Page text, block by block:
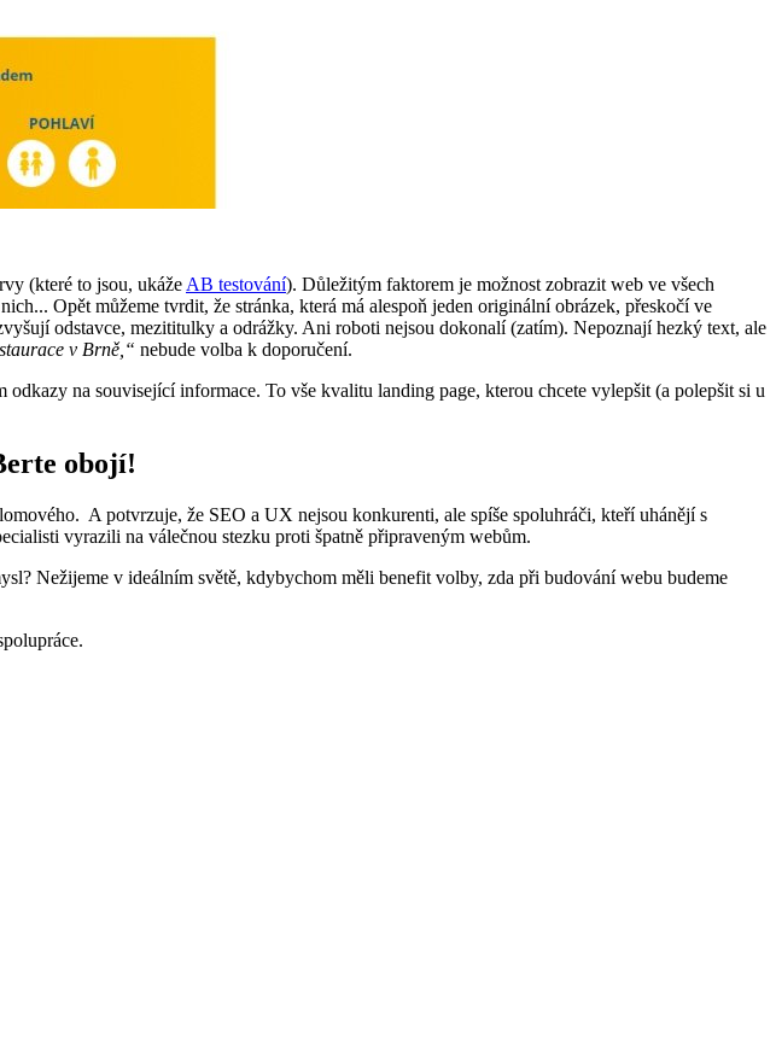
(které to jsou, ukáže AB testování). Důležitým faktorem je možnost zobrazit web ve všech
Opět můžeme tvrdit, že stránka, která má alespoň jeden originální obrázek, přeskočí ve
odstavce, mezititulky a odrážky. Ani roboti nejsou dokonalí (zatím). Nepoznají hezký text, ale
v Brně,“ nebude volba k doporučení.
na související informace. To vše kvalitu landing page, kterou chcete vylepšit (a polepšit si u
obojí!
A potvrzuje, že SEO a UX nejsou konkurenti, ale spíše spoluhráči, kteří uhánějí s
vyrazili na válečnou stezku proti špatně připraveným webům.
Nežijeme v ideálním světě, kdybychom měli benefit volby, zda při budování webu budeme